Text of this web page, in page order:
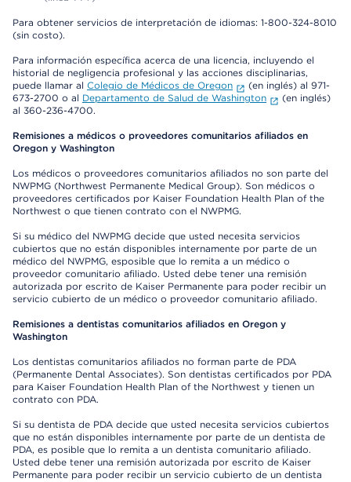
Para obtener servicios de interpretación de idiomas: 1-800-324-8010
(sin costo).
Para información específica acerca de una licencia, incluyendo el
historial de negligencia profesional y las acciones disciplinarias,
puede llamar al Colegio de Médicos de Oregon
(en inglés) al 971-
673-2700 o al Departamento de Salud de Washington
(en inglés)
al 360-236-4700.
Remisiones a médicos o proveedores comunitarios afiliados en
Oregon y Washington
Los médicos o proveedores comunitarios afiliados no son parte del
NWPMG (Northwest Permanente Medical Group). Son médicos o
proveedores certificados por Kaiser Foundation Health Plan of the
Northwest o que tienen contrato con el NWPMG.
Si su médico del NWPMG decide que usted necesita servicios
cubiertos que no están disponibles internamente por parte de un
médico del NWPMG, esposible que lo remita a un médico o
proveedor comunitario afiliado. Usted debe tener una remisión
autorizada por escrito de Kaiser Permanente para poder recibir un
servicio cubierto de un médico o proveedor comunitario afiliado.
Remisiones a dentistas comunitarios afiliados en Oregon y
Washington
Los dentistas comunitarios afiliados no forman parte de PDA
(Permanente Dental Associates). Son dentistas certificados por PDA
para Kaiser Foundation Health Plan of the Northwest y tienen un
contrato con PDA.
Si su dentista de PDA decide que usted necesita servicios cubiertos
que no están disponibles internamente por parte de un dentista de
PDA, es posible que lo remita a un dentista comunitario afiliado.
Usted debe tener una remisión autorizada por escrito de Kaiser
Permanente para poder recibir un servicio cubierto de un dentista